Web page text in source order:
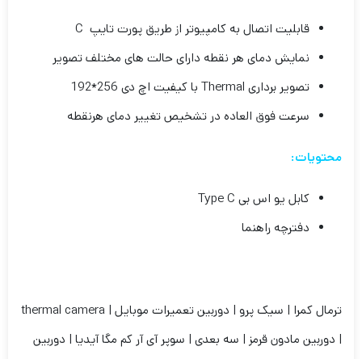
قابلیت اتصال به کامپیوتر از طریق پورت تایپ C
نمایش دمای هر نقطه دارای حالت های مختلف تصویر
تصویر برداری Thermal با کیفیت اچ دی 256*192
سرعت فوق العاده در تشخیص تغییر دمای هرنقطه
محتویات:
کابل یو اس بی Type C
دفترچه راهنما
ترمال کمرا | سیک پرو | دوربین تعمیرات موبایل | thermal camera
| دوربین مادون قرمز | سه بعدی | سوپر آی آر کم مگا آیدیا | دوربین